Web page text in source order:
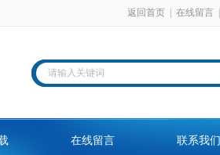
返回首页 在线留言
在线留言 联系我们